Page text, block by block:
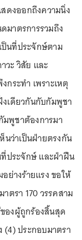
ดงออกถึงความนิ่ง
าตรการรวมถึง
ป็นที่ประจักษ์ตาม
ะ วิสัย และ
ระทำ เพราะเหตุ
เดียวกันกับกัมพูชา
พูชาต้องการมา
ว่าเป็นฝ่ายตรงกัน
ประจักษ์ และฝ่าฝืน
ย่างร้ายแรง ขอให้
ตรา 170 วรรคสาม
องผู้ถูกร้องสิ้นสุด
(4) ประกอบมาตรา